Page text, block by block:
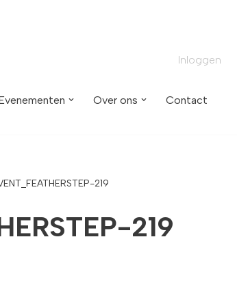
Inloggen
Over ons Contact
219
219